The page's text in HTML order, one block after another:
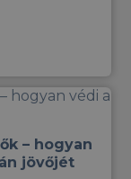
– hogyan
jövőjét